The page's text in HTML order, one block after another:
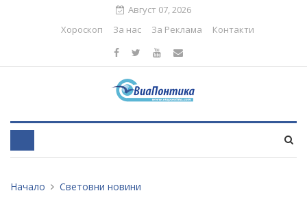
Август 07, 2026
Хороскоп
За нас За Реклама Контакти
Начало Световни новини